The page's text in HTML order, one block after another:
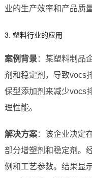
业的生产效率和产品质量
3. 塑料行业的应用
案例背景：某塑料制品
剂和稳定剂，导致vocs
保型添加剂来减少vocs
理性能。
解决方案：该企业决定
部分增塑剂和稳定剂。
例和工艺参数。结果显